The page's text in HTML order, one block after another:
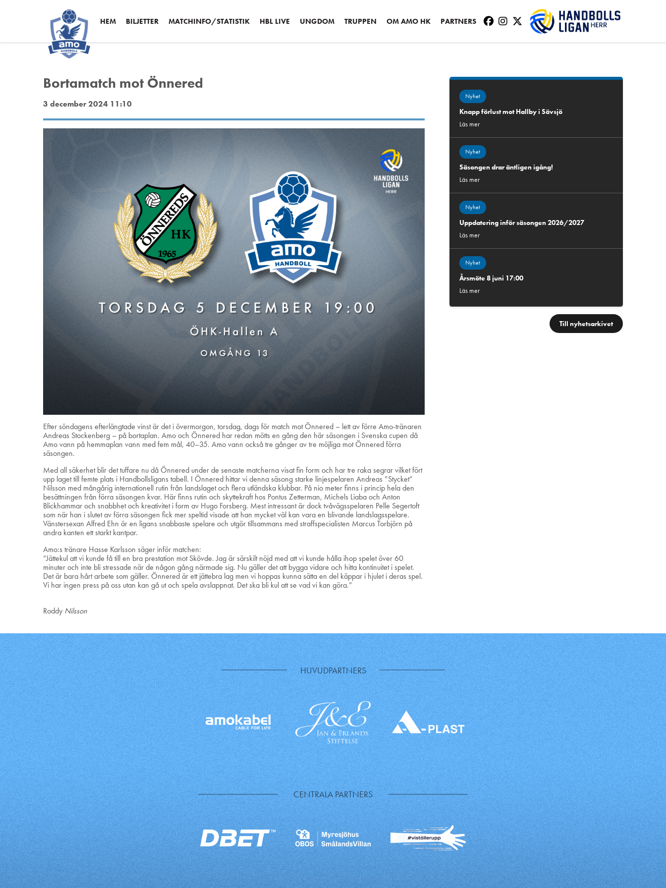
HEM BILJETTER MATCHINFO/STATISTIK HBL LIVE UNGDOM TRUPPEN OM AMO HK PARTNERS
Bortamatch mot Önnered
3 december 2024 11:10
Efter söndagens efterlängtade vinst är det i övermorgon, torsdag, dags för match mot Önnered – lett av förre Amo-tränaren
Andreas Stockenberg – på bortaplan. Amo och Önnered har redan mötts en gång den här säsongen i Svenska cupen då
Amo vann på hemmaplan vann med fem mål, 40–35. Amo vann också tre gånger av tre möjliga mot Önnered förra
säsongen.
Med all säkerhet blir det tuffare nu då Önnered under de senaste matcherna visat fin form och har tre raka segrar vilket fört
upp laget till femte plats i Handbollsligans tabell. I Önnered hittar vi denna säsong starke linjespelaren Andreas ”Stycket”
Nilsson med mångårig internationell rutin från landslaget och flera utländska klubbar. På nio meter finns i princip hela den
besättningen från förra säsongen kvar. Här finns rutin och skyttekraft hos Pontus Zetterman, Michels Liaba och Anton
Blickhammar och snabbhet och kreativitet i form av Hugo Forsberg. Mest intressant är dock tvåvägsspelaren Pelle Segertoft
som när han i slutet av förra säsongen fick mer speltid visade att han mycket väl kan vara en blivande landslagsspelare.
Vänstersexan Alfred Ehn är en ligans snabbaste spelare och utgör tillsammans med straffspecialisten Marcus Torbjörn på
andra kanten ett starkt kantpar.
Amo:s tränare Hasse Karlsson säger inför matchen:
”Jättekul att vi kunde få till en bra prestation mot Skövde. Jag är särskilt nöjd med att vi kunde hålla ihop spelet över 60
minuter och inte bli stressade när de någon gång närmade sig. Nu gäller det att bygga vidare och hitta kontinuitet i spelet.
Det är bara hårt arbete som gäller. Önnered är ett jättebra lag men vi hoppas kunna sätta en del käppar i hjulet i deras spel.
Vi har ingen press på oss utan kan gå ut och spela avslappnat. Det ska bli kul att se vad vi kan göra.”
Roddy Nilsson
Nyhet
Knapp förlust mot Hallby i Sävsjö
Läs mer
Nyhet
Säsongen drar äntligen igång!
Läs mer
Nyhet
Uppdatering inför säsongen 2026/2027
Läs mer
Nyhet
Årsmöte 8 juni 17:00
Läs mer
Till nyhetsarkivet
HUVUDPARTNERS
CENTRALA PARTNERS